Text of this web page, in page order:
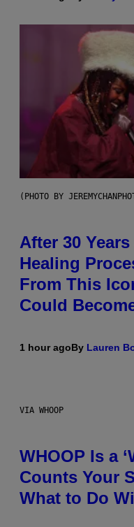
(PHOTO BY
After 30
Healing
From This
Could
1 hour agoBy Lauren
VIA WHOOP
WHOOP Is a
Counts Your
What to Do